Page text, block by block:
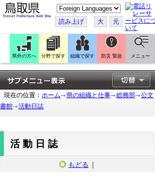
こ
の
ペ
ー
ジ
翻
訳
す
る
読み上げ 大 元
県外の方へ 分野で探す 組織で探す 防災 緊急 メニュー
現在の位置： ホーム 県の組織と仕事 総務部
公文
書館
活動日誌
活動日誌
もどる ｜